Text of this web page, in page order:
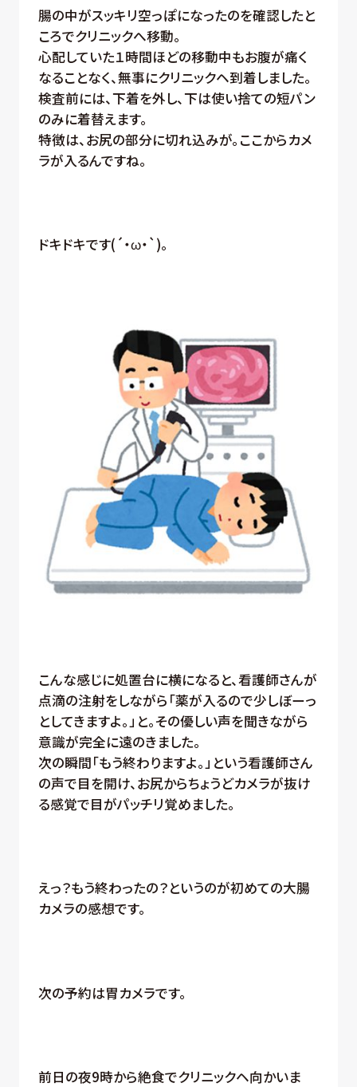
腸の中がスッキリ空っぽになったのを確認したと
ころでクリニックへ移動。
心配していた１時間ほどの移動中もお腹が痛く
なることなく、無事にクリニックヘ到着しました。
検査前には、下着を外し、下は使い捨ての短パン
のみに着替えます。
特徴は、お尻の部分に切れ込みが。ここからカメ
ラが入るんですね。
ドキドキです(´・ω・`)。
こんな感じに処置台に横になると、看護師さんが
点滴の注射をしながら「薬が入るので少しぼーっ
としてきますよ。」と。その優しい声を聞きながら
意識が完全に遠のきました。
次の瞬間「もう終わりますよ。」という看護師さん
の声で目を開け、お尻からちょうどカメラが抜け
る感覚で目がパッチリ覚めました。
えっ？もう終わったの？というのが初めての大腸
カメラの感想です。
次の予約は胃カメラです。
前日の夜9時から絶食でクリニックヘ向かいま